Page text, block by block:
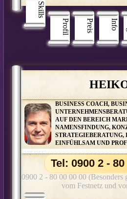
Skills
Profil
Preis Info
BUSINESS COACH,
AUF DEN BEREICH
NAMENSFINDUNG,
STRATEGIEBERATUNG,
EINFÜHLSAM UND
Tel: 0900 2 -
0900 2 - 80 00 00 00
vom Festnetz und